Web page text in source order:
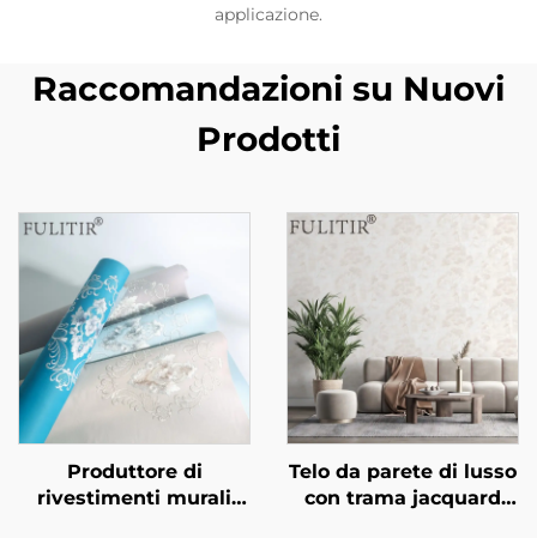
applicazione.
Raccomandazioni su Nuovi
Prodotti
Produttore di
rivestimenti murali
Telo da parete di lusso
con trama jacquard